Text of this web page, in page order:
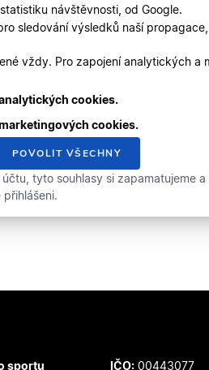
sportu IČO:00443077
návštěvnosti, od Google.
sledování výsledků naší
vždy. Pro zapojení analytických a
cookies.
cookies.
POVOLIT VŠECHNY
tyto souhlasy si zapamatujeme